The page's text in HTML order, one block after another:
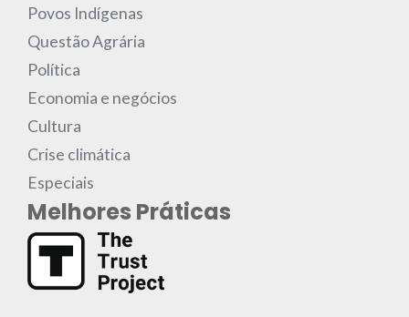
Povos Indígenas
Questão Agrária
Política
Economia e negócios
Cultura
Crise climática
Especiais
Melhores Práticas